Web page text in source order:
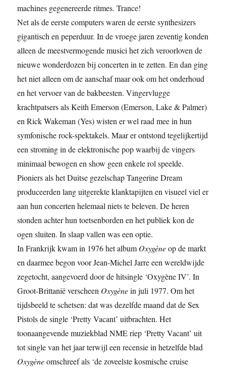
machines gegenereerde ritmes. Trance!
Net als de eerste computers waren de eerste synthesizers
gigantisch en peperduur. In de vroege jaren zeventig konden
alleen de meestvermogende musici het zich veroorloven de
nieuwe wonderdozen bij concerten in te zetten. En dan ging
het niet alleen om de aanschaf maar ook om het onderhoud
en het vervoer van de bakbeesten. Vingervlugge
krachtpatsers als Keith Emerson (Emerson, Lake & Palmer)
en Rick Wakeman (Yes) wisten er wel raad mee in hun
symfonische rock-spektakels. Maar er ontstond tegelijkertijd
een stroming in de elektronische pop waarbij de vingers
minimaal bewogen en show geen enkele rol speelde.
Pioniers als het Duitse gezelschap Tangerine Dream
produceerden lang uitgerekte klanktapijten en visueel viel er
aan hun concerten helemaal niets te beleven. De heren
stonden achter hun toetsenborden en het publiek kon de
ogen sluiten. In slaap vallen was een optie.
In Frankrijk kwam in 1976 het album Oxygèneop de markt
en daarmee begon voor Jean-Michel Jarre een wereldwijde
zegetocht, aangevoerd door de hitsingle ‘Oxygène IV’. In
Groot-Brittanië verscheen Oxygènein juli 1977. Om het
tijdsbeeld te schetsen: dat was dezelfde maand dat de Sex
Pistols de single ‘Pretty Vacant’ uitbrachten. Het
toonaangevende muziekblad NME riep ‘Pretty Vacant’ uit
tot single van het jaar terwijl een recensie in hetzelfde blad
Oxygèneomschreef als ‘de zoveelste kosmische cruise